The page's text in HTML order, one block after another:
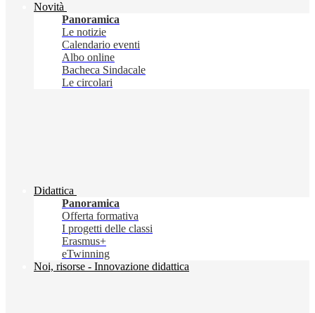
Novità
Panoramica
Le notizie
Calendario eventi
Albo online
Bacheca Sindacale
Le circolari
Didattica
Panoramica
Offerta formativa
I progetti delle classi
Erasmus+
eTwinning
Noi, risorse - Innovazione didattica